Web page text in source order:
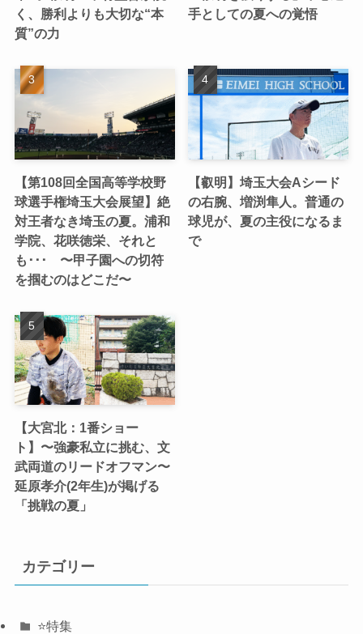
く、勝利よりも大切な“本
質”の力
手としての夏への覚悟
【第108回全国高等学校野
球選手権埼玉大会展望】絶
対王者なき埼玉の夏。浦和
学院、花咲徳栄、それと
も･･･ 〜甲子園への切符
を掴むのはどこだ〜
【叡明】埼玉大会Aシード
の右腕、増渕隼人。普通の
球児が、夏の主役になるま
で
【大宮北：1番ショー
ト】〜強豪私立に挑む、文
武両道のリードオフマン〜
延原孝介(2年生)が掲げる
「挑戦の夏」
カテゴリー
⭐️特集